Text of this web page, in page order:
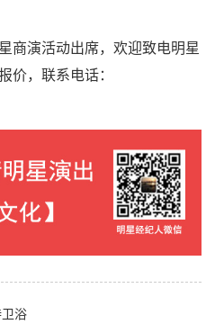
商演活动出席，欢迎致电明星
，联系电话：
浴